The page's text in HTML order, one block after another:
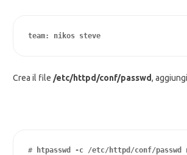
team: nikos steve
Crea il file /etc/httpd/conf/passwd,
# htpasswd -c /etc/httpd/conf/passwd